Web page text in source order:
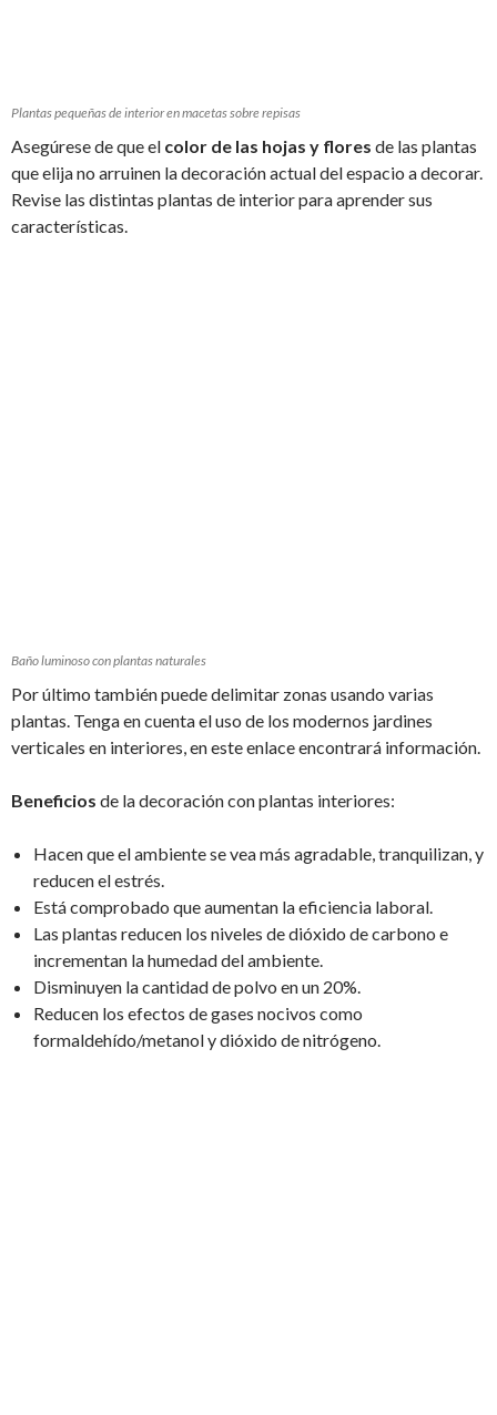
Plantas pequeñas de interior en macetas sobre repisas
Asegúrese de que el color de las hojas y flores de las plantas
que elija no arruinen la decoración actual del espacio a decorar.
Revise las distintas plantas de interior para aprender sus
características.
Baño luminoso con plantas naturales
Por último también puede delimitar zonas usando varias
plantas. Tenga en cuenta el uso de los modernos jardines
verticales en interiores, en este enlace encontrará información.
Beneficios de la decoración con plantas interiores:
Hacen que el ambiente se vea más agradable, tranquilizan, y
reducen el estrés.
Está comprobado que aumentan la eficiencia laboral.
Las plantas reducen los niveles de dióxido de carbono e
incrementan la humedad del ambiente.
Disminuyen la cantidad de polvo en un 20%.
Reducen los efectos de gases nocivos como
formaldehído/metanol y dióxido de nitrógeno.